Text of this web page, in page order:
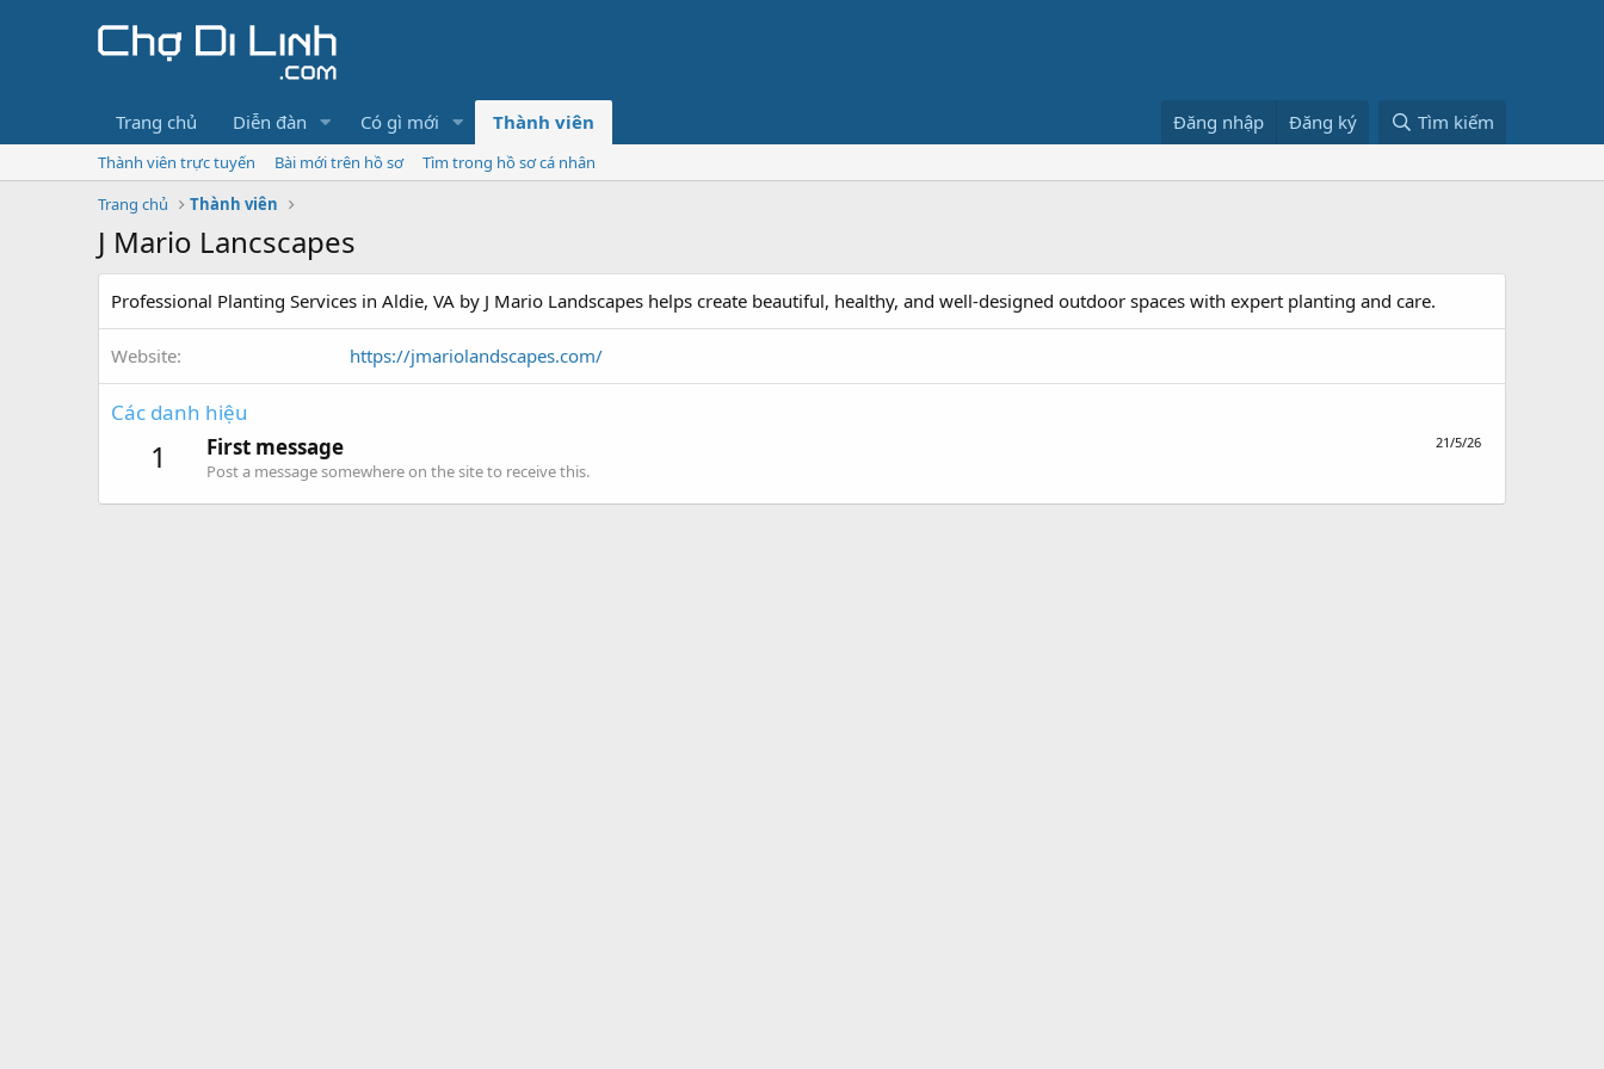
Trang chủ Diễn đàn Có gì mới Thành viên Đăng nhập Đăng ký Tìm kiếm
Thành viên trực tuyến Bài mới trên hồ sơ
Tìm trong hồ sơ cá nhân
Trang chủ
Thành viên
J Mario Lancscapes
Professional Planting Services in Aldie, VA by J Mario Landscapes helps create beautiful, healthy, and well-designed outdoor spaces with expert planting and care.
Website https://jmariolandscapes.com/
Các danh hiệu
1 21/5/26
First message
Post a message somewhere on the site to receive this.